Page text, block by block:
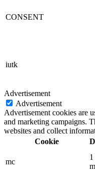
CONSENT
iutk
Advertisement
Advertisement
Advertisement cookies are
and marketing campaigns.
websites and collect
Cookie
mc